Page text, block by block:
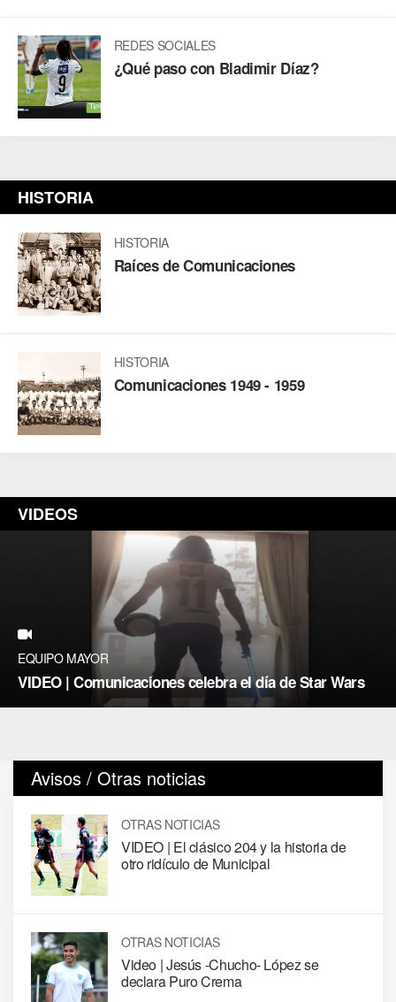
REDES SOCIALES
¿Qué paso con Bladimir Díaz?
HISTORIA
HISTORIA
Raíces de Comunicaciones
HISTORIA
Comunicaciones 1949 - 1959
VIDEOS
EQUIPO MAYOR
VIDEO | Comunicaciones celebra el día de Star Wars
Avisos / Otras noticias
OTRAS NOTICIAS
VIDEO | El clásico 204 y la historia de
otro ridículo de Municipal
OTRAS NOTICIAS
Video | Jesús -Chucho- López se
declara Puro Crema